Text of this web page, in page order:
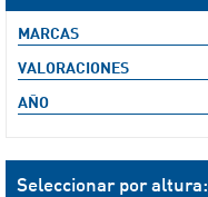
MARCAS
VALORACIONES
AÑO
Seleccionar por altura: